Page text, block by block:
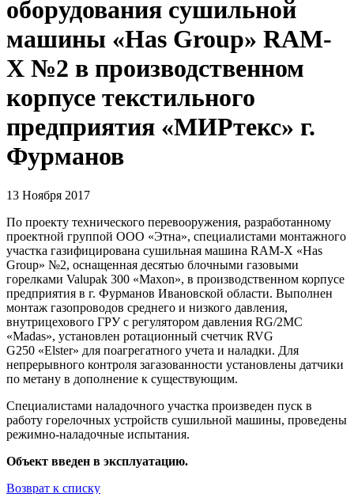
оборудования сушильной
машины «Has Group» RAM-
X №2 в производственном
корпусе текстильного
предприятия «МИРтекс» г.
Фурманов
13 Ноября 2017
По проекту технического перевооружения, разработанному
проектной группой ООО «Этна», специалистами монтажного
участка газифицирована сушильная машина RAM-X «Has
Group» №2, оснащенная десятью блочными газовыми
горелками Valupak 300 «Maxon», в производственном корпусе
предприятия в г. Фурманов Ивановской области. Выполнен
монтаж газопроводов среднего и низкого давления,
внутрицехового ГРУ с регулятором давления RG/2MС
«Madas», установлен ротационный счетчик RVG
G250 «Elster» для поагрегатного учета и наладки. Для
непрерывного контроля загазованности установлены датчики
по метану в дополнение к существующим.
Специалистами наладочного участка произведен пуск в
работу горелочных устройств сушильной машины, проведены
режимно-наладочные испытания.
Объект введен в эксплуатацию.
Возврат к списку